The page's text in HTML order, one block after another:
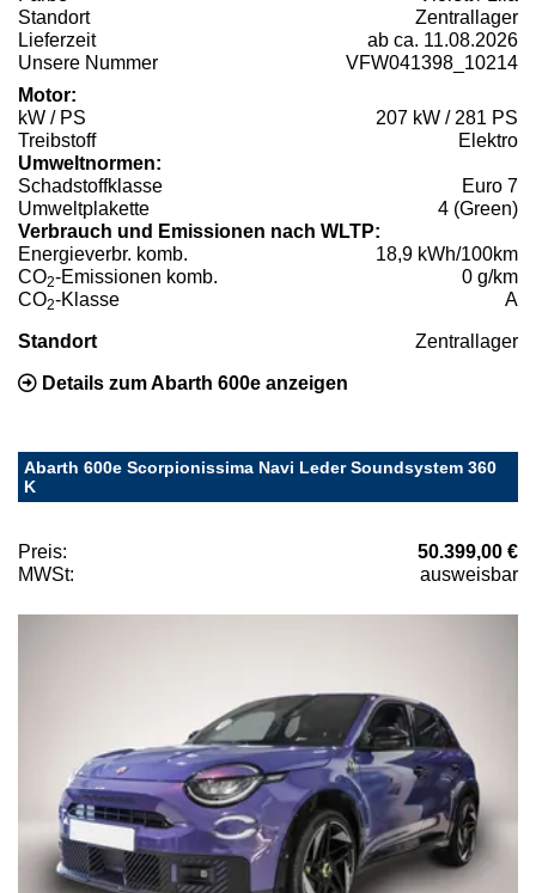
Standort
Zentrallager
Lieferzeit
ab ca. 11.08.2026
Unsere Nummer
VFW041398_10214
Motor:
kW / PS
207 kW / 281 PS
Treibstoff
Elektro
Umweltnormen:
Schadstoffklasse
Euro 7
Umweltplakette
4 (Green)
Verbrauch und Emissionen nach WLTP:
Energieverbr. komb.
18,9 kWh/100km
CO2-Emissionen komb.
0 g/km
CO2-Klasse A
Standort Zentrallager
Details zum Abarth 600e anzeigen
Abarth 600e Scorpionissima Navi Leder Soundsystem 360
K
Preis:
50.399,00 €
MWSt:
ausweisbar